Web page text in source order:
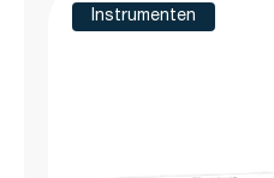
Instrumenten